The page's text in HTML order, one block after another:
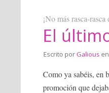
¡No más rasca-
El
Escrito por Galious en
Como ya sabéis, en
promoción que